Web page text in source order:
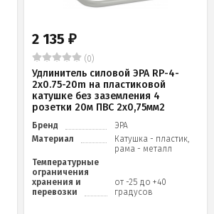
2 135₽
(0)
Удлинитель силовой ЭРА RP-4-
2x0.75-20m на пластиковой
катушке без заземления 4
розетки 20м ПВС 2х0,75мм2
Бренд
ЭРА
Материал
Катушка - пластик,
рама - металл
Температурные
ограничения
хранения и
перевозки
от -25 до +40
градусов